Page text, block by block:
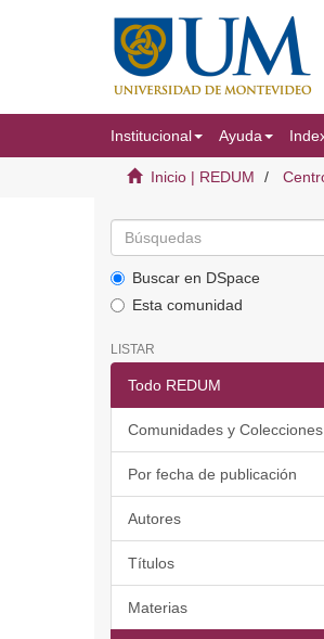
Institucional Ayuda
Inicio | REDUM
Buscar en DSpace
Esta comunidad
LISTAR
Todo REDUM
Comunidades y Colecciones
Por fecha de publicación
Autores
Títulos
Materias